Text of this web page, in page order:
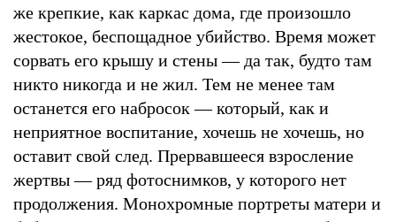
же крепкие, как каркас дома, где произошло
жестокое, беспощадное убийство. Время может
сорвать его крышу и стены — да так, будто там
никто никогда и не жил. Тем не менее там
останется его набросок — который, как и
неприятное воспитание, хочешь не хочешь, но
оставит свой след. Прервавшееся взросление
жертвы — ряд фотоснимков, у которого нет
продолжения. Монохромные портреты матери и